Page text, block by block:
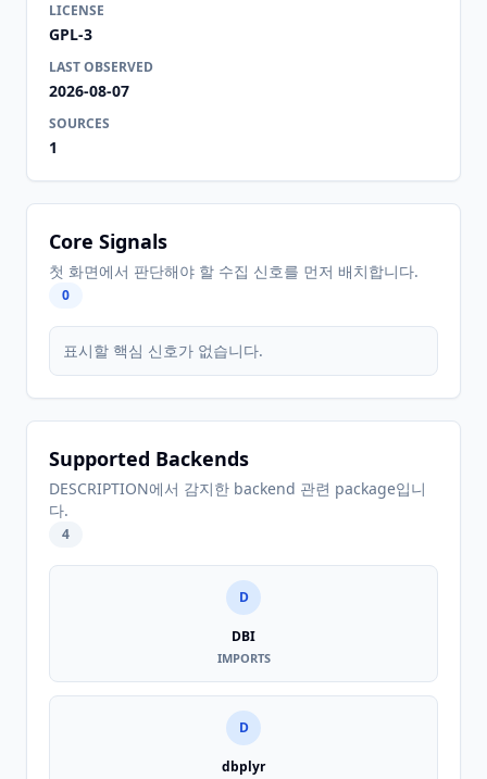
LICENSE
GPL-3
LAST OBSERVED
2026-08-07
SOURCES
1
Core Signals
첫 화면에서 판단해야 할 수집 신호를 먼저 배치합니다.
0
표시할 핵심 신호가 없습니다.
Supported Backends
DESCRIPTION에서 감지한 backend 관련 package입니
다.
4
D
DBI
IMPORTS
D
dbplyr